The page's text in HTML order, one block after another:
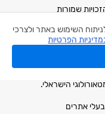
השימוש באתר ולצרכי
הפרטיות
הישראלי.
בעלי אתרים